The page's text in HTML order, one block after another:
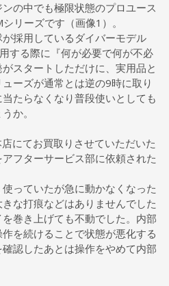
の中でも極限状態のプロユース
リーズです（画像1）。
採用しているダイバーモデル
する際に『何が必要で何が不必
スタートしただけに、実用品と
ーズが通常とは逆の9時に取り
たらなくなり普段使いとしても
か。
にてお買取りさせていただいた
フターサービス部に依頼された
っていたが急に動かなくなった
な打痕などはありませんでした
巻き上げても不動でした。内部
を続けることで状態が悪化する
認したあとは操作をやめて内部